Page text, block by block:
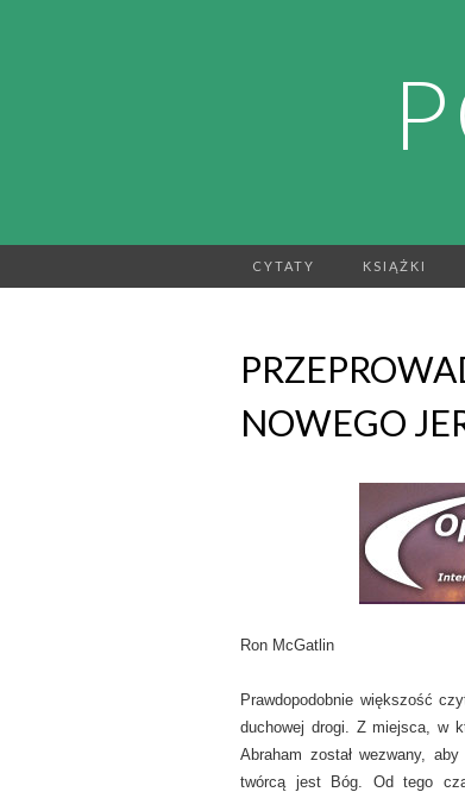
CYTATY KSIĄŻKI
NOWEGO
Ron McGatlin
Prawdopodobnie większość
duchowej drogi. Z miejsca, w
Abraham został wezwany,
twórcą jest Bóg. Od tego